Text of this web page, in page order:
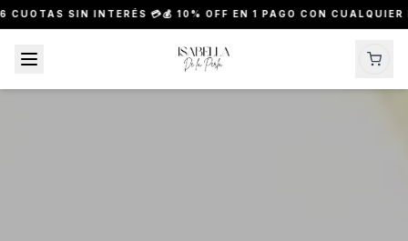
INTERÉS 💳💰 10% OFF EN 1 PAGO CON CUALQUIER MEDIO DE